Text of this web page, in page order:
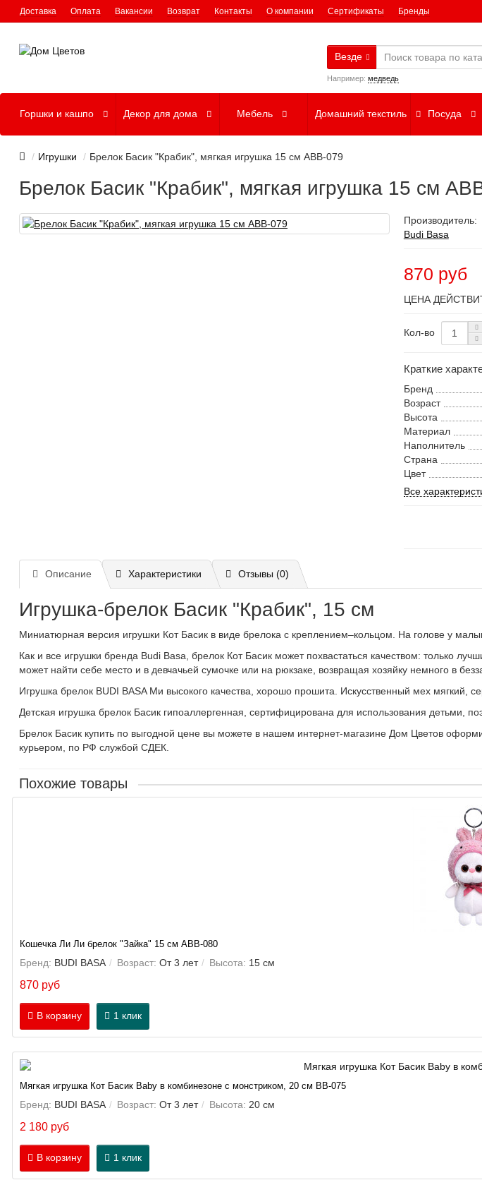
Доставка Оплата Вакансии Возврат Контакты О компании Сертификаты Бренды
Везде
Например: медведь
Горшки и кашпо Декор для дома Мебель Домашний текстиль Посуда
Игрушки Брелок Басик "Крабик", мягкая игрушка 15 см ABB-079
Брелок Басик "Крабик", мягкая игрушка 15 см
Производитель:
Budi Basa
870 руб
ЦЕНА
Кол-во
Краткие
Бренд
Возраст
Высота
Материал
Наполнитель
Страна
Цвет
Все
Описание Характеристики Отзывы (0)
Игрушка-брелок Басик "Крабик", 15 см
Миниатюрная версия игрушки Кот Басик в виде брелока с креплением–кольцом. На голове у
Как и все игрушки бренда Budi Basa, брелок Кот Басик может похвастаться качеством: только
может найти себе место и в девчачьей сумочке или на рюкзаке, возвращая хозяйку немного в
Игрушка брелок BUDI BASA Ми высокого качества, хорошо прошита. Искусственный мех мягкий,
Детская игрушка брелок Басик гипоаллергенная, сертифицирована для использования детьми,
Брелок Басик купить по выгодной цене вы можете в нашем интернет-магазине Дом Цветов
курьером, по РФ службой СДЕК.
Похожие товары
Кошечка Ли Ли брелок "Зайка" 15 см ABB-080
Бренд: BUDI BASA Возраст: От 3 лет Высота: 15 см
870 руб
В корзину 1 клик
Мягкая игрушка Кот Басик Baby в комбинезоне с монстриком, 20 см BB-075
Бренд: BUDI BASA Возраст: От 3 лет Высота: 20 см
2 180 руб
В корзину 1 клик